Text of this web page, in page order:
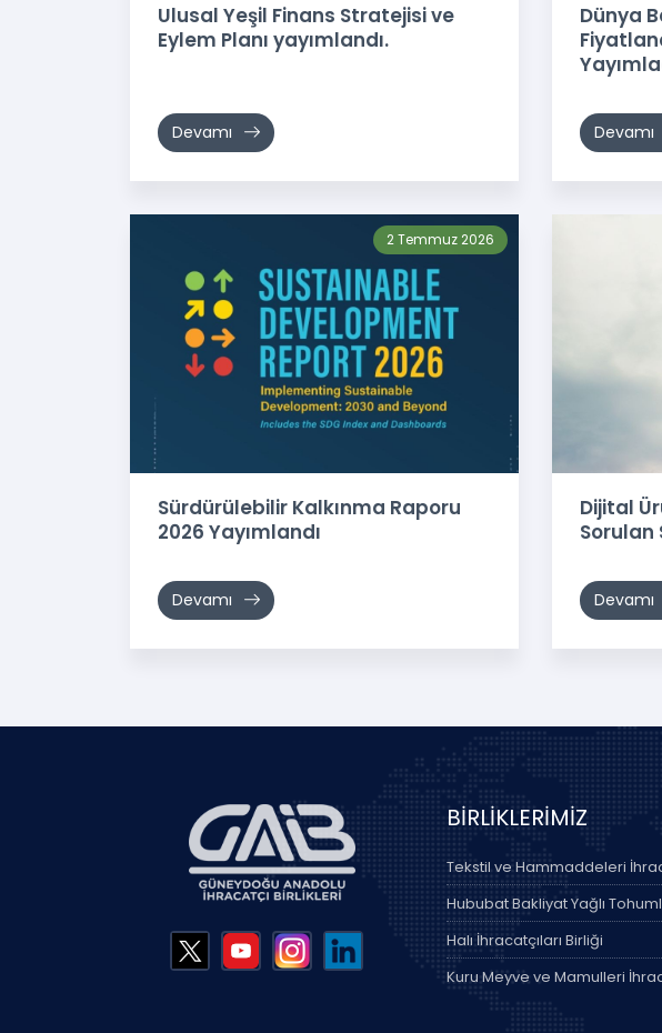
Ulusal Yeşil Finans Stratejisi ve
Eylem Planı yayımlandı.
Devamı
Dünya
Devamı
2 Temmuz 2026
Sürdürülebilir Kalkınma Raporu
2026 Yayımlandı
Devamı
Dijital
Sorulan
Devamı
BİRLİKLERİMİZ
Tekstil ve Hammaddeleri
Hububat Bakliyat Yağlı
Halı İhracatçıları Birliği
Kuru Meyve ve Mamulleri